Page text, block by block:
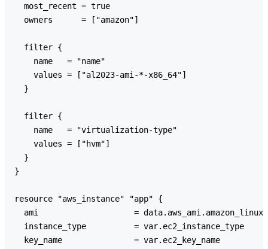
  most_recent = true
  owners      = ["amazon"]
  filter {
    name   = "name"
    values = ["al2023-ami-*-x86_64"]
  }
  filter {
    name   = "virtualization-type"
    values = ["hvm"]
  }
}
resource "aws_instance" "app" {
ami                    =
  instance_type          = var.ec2_instance_type
  key_name               = var.ec2_key_name